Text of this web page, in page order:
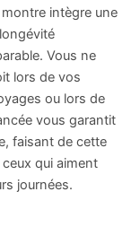
intègre une
Vous ne
lors de vos
ou lors de
vous garantit
faisant de cette
qui aiment
journées.